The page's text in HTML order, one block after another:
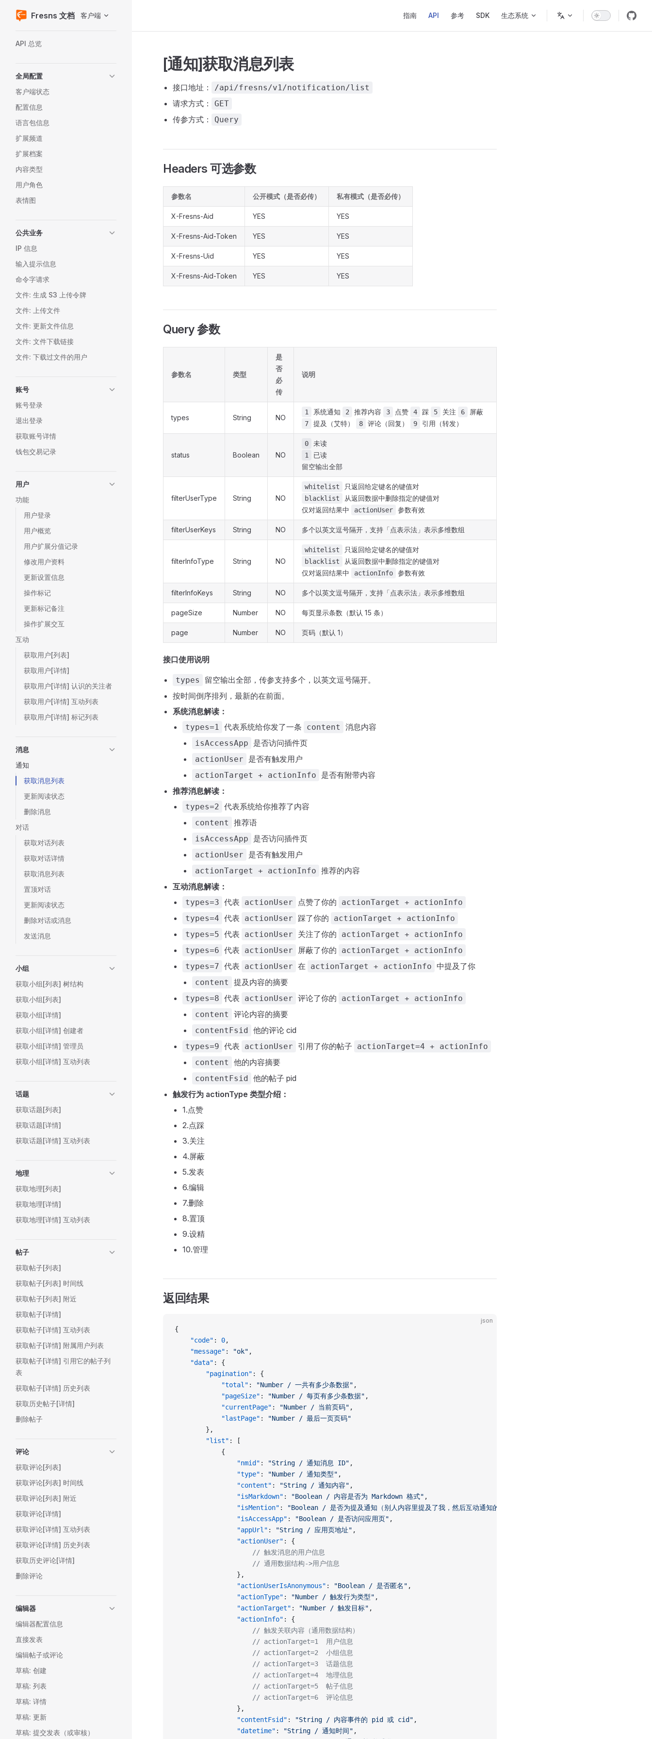
Skip to content
Fresns 文档 客户端 指南 API 参考 SDK 生态系统
API 总览
全局配置
客户端状态
配置信息
语言包信息
扩展频道
扩展档案
内容类型
用户角色
表情图
公共业务
IP 信息
输入提示信息
命令字请求
文件: 生成 S3 上传令牌
文件: 上传文件
文件: 更新文件信息
文件: 文件下载链接
文件: 下载过文件的用户
账号
账号登录
退出登录
获取账号详情
钱包交易记录
用户
功能
用户登录
用户概览
用户扩展分值记录
修改用户资料
更新设置信息
操作标记
更新标记备注
操作扩展交互
互动
获取用户[列表]
获取用户[详情]
获取用户[详情] 认识的关注者
获取用户[详情] 互动列表
获取用户[详情] 标记列表
消息
通知
获取消息列表
更新阅读状态
删除消息
对话
获取对话列表
获取对话详情
获取消息列表
置顶对话
更新阅读状态
删除对话或消息
发送消息
小组
获取小组[列表] 树结构
获取小组[列表]
获取小组[详情]
获取小组[详情] 创建者
获取小组[详情] 管理员
获取小组[详情] 互动列表
话题
获取话题[列表]
获取话题[详情]
获取话题[详情] 互动列表
地理
获取地理[列表]
获取地理[详情]
获取地理[详情] 互动列表
帖子
获取帖子[列表]
获取帖子[列表] 时间线
获取帖子[列表] 附近
获取帖子[详情]
获取帖子[详情] 互动列表
获取帖子[详情] 附属用户列表
获取帖子[详情] 引用它的帖子列
表
获取帖子[详情] 历史列表
获取历史帖子[详情]
删除帖子
评论
获取评论[列表]
获取评论[列表] 时间线
获取评论[列表] 附近
获取评论[详情]
获取评论[详情] 互动列表
获取评论[详情] 历史列表
获取历史评论[详情]
删除评论
编辑器
编辑器配置信息
直接发表
编辑帖子或评论
草稿: 创建
草稿: 列表
草稿: 详情
草稿: 更新
草稿: 提交发表（或审核）
[通知]获取消息列表
接口地址： /api/fresns/v1/notification/list
请求方式： GET
传参方式： Query
Headers 可选参数
参数名 公开模式（是否必传） 私有模式（是否必传）
X-Fresns-Aid YES YES
X-Fresns-Aid-Token YES YES
X-Fresns-Uid YES YES
X-Fresns-Aid-Token YES YES
Query 参数
参数名 类型
是
否
必
传
说明
types String NO
1 系统通知 2 推荐内容 3 点赞 4 踩 5 关注 6 屏蔽
7 提及（艾特） 8 评论（回复） 9 引用（转发）
status Boolean NO
0 未读
1
已读
留空输出全部
filterUserType String NO
whitelist 只返回给定键名的键值对
blacklist
从返回数据中删除指定的键值对
仅对返回结果中
actionUser 参数有效
filterUserKeys String NO 多个以英文逗号隔开，支持「点表示法」表示多维数组
filterInfoType String NO
whitelist 只返回给定键名的键值对
blacklist
从返回数据中删除指定的键值对
仅对返回结果中
actionInfo 参数有效
filterInfoKeys String NO 多个以英文逗号隔开，支持「点表示法」表示多维数组
pageSize Number NO 每页显示条数（默认 15 条）
page Number NO 页码（默认 1）
接口使用说明
types
留空输出全部，传参支持多个，以英文逗号隔开。
按时间倒序排列，最新的在前面。
系统消息解读：
types=1 代表系统给你发了一条 content 消息内容
isAccessApp 是否访问插件页
actionUser 是否有触发用户
actionTarget + actionInfo
是否有附带内容
推荐消息解读：
types=2 代表系统给你推荐了内容
content 推荐语
isAccessApp 是否访问插件页
actionUser 是否有触发用户
actionTarget + actionInfo 推荐的内容
互动消息解读：
types=3 代表 actionUser 点赞了你的
actionTarget + actionInfo
types=4 代表 actionUser 踩了你的
actionTarget + actionInfo
types=5 代表 actionUser 关注了你的
actionTarget + actionInfo
types=6 代表 actionUser 屏蔽了你的
actionTarget + actionInfo
types=7 代表 actionUser 在 actionTarget + actionInfo 中提及了你
content 提及内容的摘要
types=8 代表 actionUser 评论了你的
actionTarget + actionInfo
content
评论内容的摘要
contentFsid 他的评论 cid
types=9 代表 actionUser 引用了你的帖子
actionTarget=4 + actionInfo
content
他的内容摘要
contentFsid 他的帖子 pid
触发行为 actionType 类型介绍：
1.点赞
2.点踩
3.关注
4.屏蔽
5.发表
6.编辑
7.删除
8.置顶
9.设精
10.管理
返回结果
json
{
    "code"
: 0,
    "message"
: "ok" ,
    "data"
: {
        "pagination"
: {
            "total"
: "Number / 一共有多少条数据" ,
            "pageSize"
: "Number / 每页有多少条数据" ,
            "currentPage"
: "Number / 当前页码" ,
            "lastPage"
:
"Number / 最后一页页码"
        },
        "list"
: [
            {
                "nmid"
: "String / 通知消息 ID" ,
                "type"
: "Number / 通知类型" ,
                "content"
: "String / 通知内容" ,
                "isMarkdown"
: "Boolean / 内容是否为 Markdown 格式" ,
                "isMention"
: "Boolean / 是否为提及通知（别人内容里提及了我，然后互动通知的我）"
                "isAccessApp"
: "Boolean / 是否访问应用页" ,
                "appUrl"
: "String / 应用页地址" ,
                "actionUser"
: {
                    // 触发消息的用户信息
                    // 通用数据结构->用户信息
                },
                "actionUserIsAnonymous"
: "Boolean / 是否匿名" ,
                "actionType"
: "Number / 触发行为类型" ,
                "actionTarget"
: "Number / 触发目标" ,
                "actionInfo"
: {
                    // 触发关联内容（通用数据结构）
                    // actionTarget=1  用户信息
                    // actionTarget=2  小组信息
                    // actionTarget=3  话题信息
                    // actionTarget=4  地理信息
                    // actionTarget=5  帖子信息
                    // actionTarget=6  评论信息
                },
                "contentFsid"
: "String / 内容事件的 pid 或 cid" ,
                "datetime"
: "String / 通知时间" ,